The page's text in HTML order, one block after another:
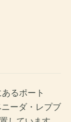
るポート
ーダ・レプブ